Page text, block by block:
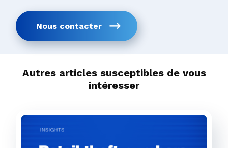
Nous contacter
Autres articles susceptibles de vous
intéresser